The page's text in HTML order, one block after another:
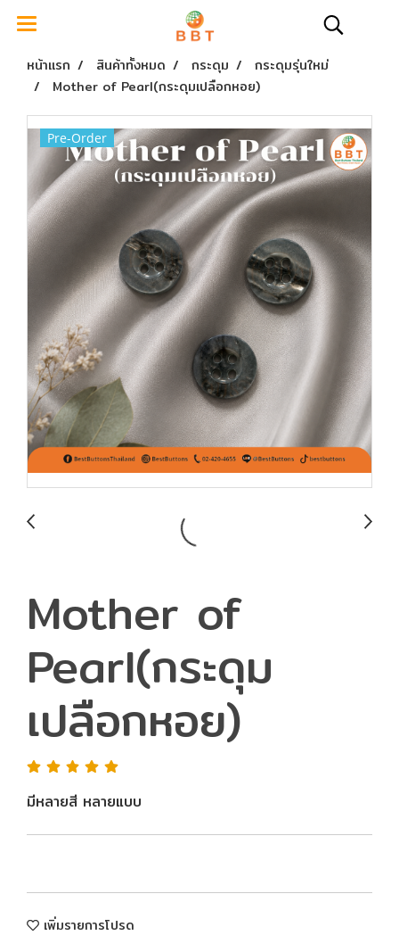
หน้าแรก สินค้าทั้งหมด กระดุม
กระดุมรุ่นใหม่
Mother of Pearl(กระดุมเปลือกหอย)
Pre-Order
Mother of
Pearl(กระดุม
เปลือกหอย)
มีหลายสี หลายแบบ
เพิ่มรายการโปรด